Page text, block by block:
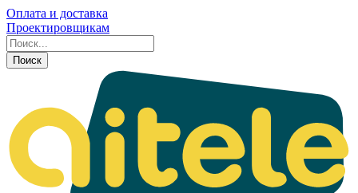
Оплата и доставка
Проектировщикам
Поиск